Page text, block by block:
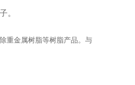
。
重金属树脂等树脂产品。与